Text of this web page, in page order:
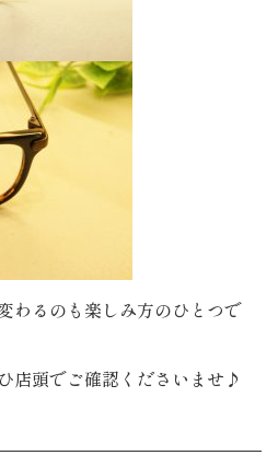
わるのも楽しみ方のひとつで
店頭でご確認くださいませ♪